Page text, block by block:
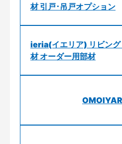
材 引戸･吊戸オプション
ieria(イエリア) リビング
材 オーダー用部材